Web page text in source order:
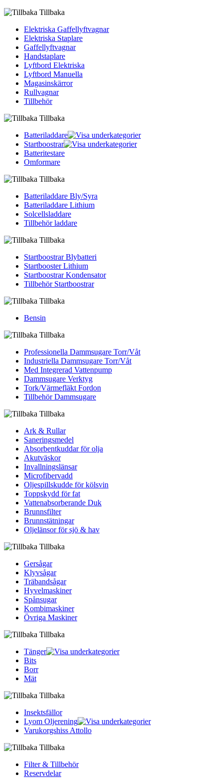
Tillbaka
Elektriska Gaffellyftvagnar
Elektriska Staplare
Gaffellyftvagnar
Handstaplare
Lyftbord Elektriska
Lyftbord Manuella
Magasinskärror
Rullvagnar
Tillbehör
Tillbaka
Batteriladdare
Startboostrar
Batteritestare
Omformare
Tillbaka
Batteriladdare Bly/Syra
Batteriladdare Lithium
Solcellsladdare
Tillbehör laddare
Tillbaka
Startboostrar Blybatteri
Startbooster Lithium
Startboostrar Kondensator
Tillbehör Startboostrar
Tillbaka
Bensin
Tillbaka
Professionella Dammsugare Torr/Våt
Industriella Dammsugare Torr/Våt
Med Integrerad Vattenpump
Dammsugare Verktyg
Tork/Värmefläkt Fordon
Tillbehör Dammsugare
Tillbaka
Ark & Rullar
Saneringsmedel
Absorbentkuddar för olja
Akutväskor
Invallningslänsar
Microfibervadd
Oljespillskudde för kölsvin
Toppskydd för fat
Vattenabsorberande Duk
Brunnsfilter
Brunnstätningar
Oljelänsor för sjö & hav
Tillbaka
Gersågar
Klyvsågar
Träbandsågar
Hyvelmaskiner
Spånsugar
Kombimaskiner
Övriga Maskiner
Tillbaka
Tänger
Bits
Borr
Mät
Tillbaka
Insektsfällor
Lyom Oljerening
Varukorgshiss Attollo
Tillbaka
Filter & Tillbehör
Reservdelar